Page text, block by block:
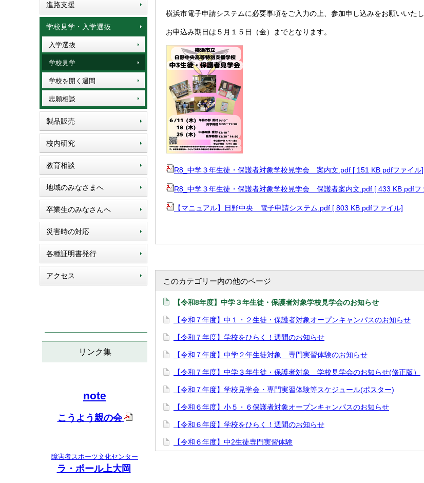
進路支援
学校見学・入学選抜
入学選抜
学校見学
学校を開く週間
志願相談
製品販売
校内研究
教育相談
地域のみなさまへ
卒業生のみなさんへ
災害時の対応
各種証明書発行
アクセス
リンク集
note
こうよう親の会
障害者スポーツ文化センター
ラ・ポール上大岡
横浜市電子申請システムに必要事項をご入力の上、参加申し込みをお願いいたし
お申込み期日は５月１５ 日（金）までとなります。
R8_中学３年生徒・保護者対象学校見学会 案内文.pdf [ 151 KB pdfファイル]
R8_中学３年生徒・保護者対象学校見学会 保護者案内文.pdf [ 433 KB pdfフ
【マニュアル】日野中央 電子申請システム.pdf [ 803 KB pdfファイル]
このカテゴリー内の他のページ
【令和8年度】中学３年生徒・保護者対象学校見学会のお知らせ
【令和７年度】中１・２生徒・保護者対象オープンキャンパスのお知らせ
【令和７年度】学校をひらく！週間のお知らせ
【令和７年度】中学２年生徒対象 専門実習体験のお知らせ
【令和７年度】中学３年生徒・保護者対象 学校見学会のお知らせ(修正版）
【令和７年度】学校見学会・専門実習体験等スケジュール(ポスター)
【令和６年度】小５・６保護者対象オープンキャンパスのお知らせ
【令和６年度】学校をひらく！週間のお知らせ
【令和６年度】中2生徒専門実習体験